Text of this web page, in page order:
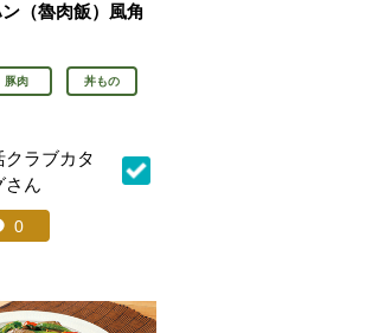
（魯肉飯）風角
豚肉 丼もの
クラブカタ
さん
登録：
コメント：
0件。コメントを見る。